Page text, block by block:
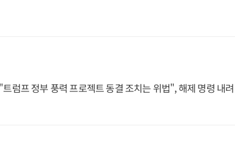
럼프 정부 풍력 프로젝트 동결 조치는 위법", 해제 명령 내려